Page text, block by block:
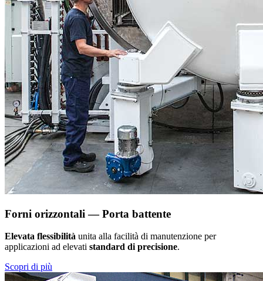
Forni orizzontali — Porta battente
Elevata flessibilità unita alla facilità di manutenzione per
applicazioni ad elevati standard di precisione.
Scopri di più